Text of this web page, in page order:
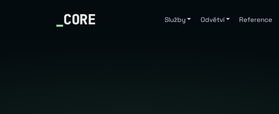
_CORE Služby Odvětví Reference